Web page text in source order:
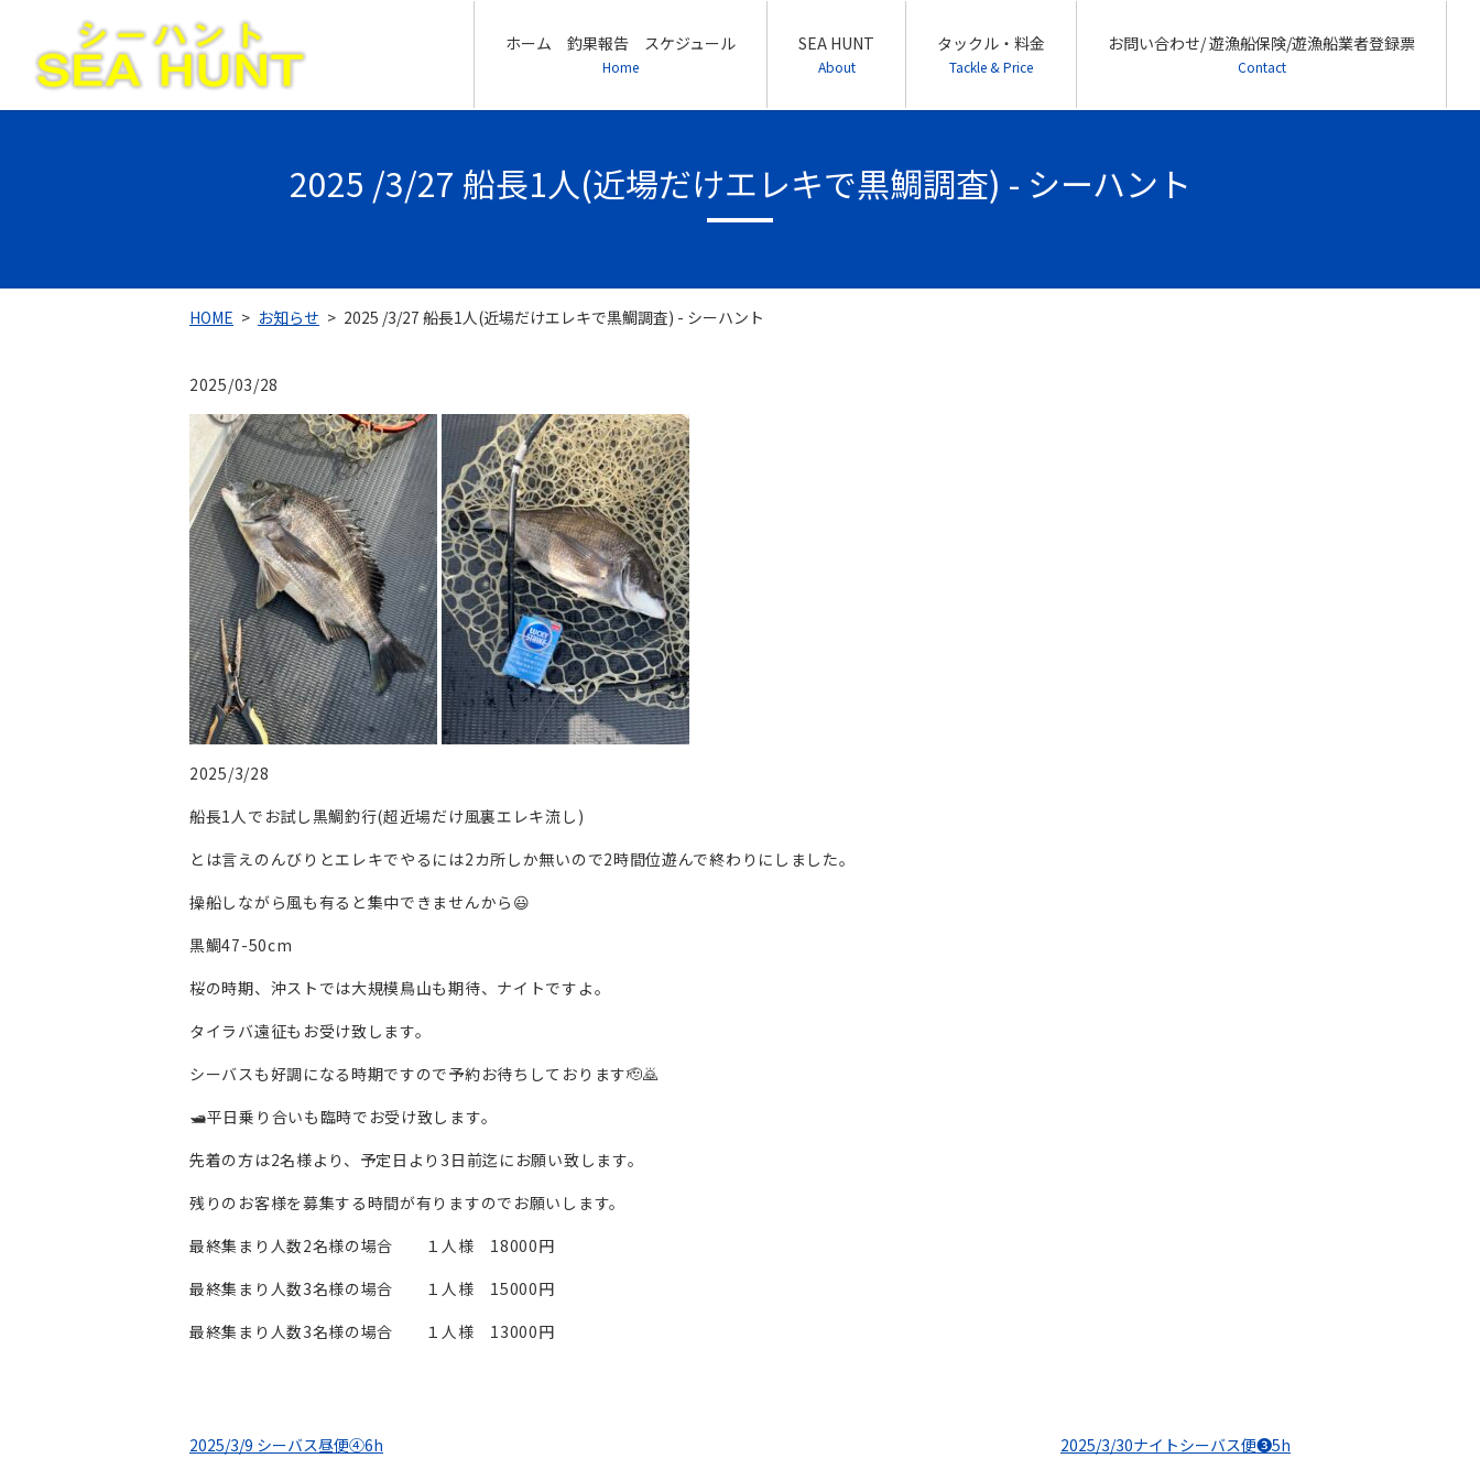
ホーム 釣果報告 スケジュール
Home
SEA HUNT
About
タックル・料金
Tackle & Price
お問い合わせ/ 遊漁船保険/遊漁船業者登録票
Contact
2025 /3/27 船長1人(近場だけエレキで黒鯛調査) - シーハント
HOME お知らせ 2025 /3/27 船長1人(近場だけエレキで黒鯛調査) - シーハント
2025/03/28
2025/3/28
船長1人でお試し黒鯛釣行(超近場だけ風裏エレキ流し)
とは言えのんびりとエレキでやるには2カ所しか無いので2時間位遊んで終わりにしました。
操船しながら風も有ると集中できませんから😃
黒鯛47-50cm
桜の時期、沖ストでは大規模鳥山も期待、ナイトですよ。
タイラバ遠征もお受け致します。
シーバスも好調になる時期ですので予約お待ちしております🫡🙇
🛥️平日乗り合いも臨時でお受け致します。
先着の方は2名様より、予定日より3日前迄にお願い致します。
残りのお客様を募集する時間が有りますのでお願いします。
最終集まり人数2名様の場合 １人様 18000円
最終集まり人数3名様の場合 １人様 15000円
最終集まり人数3名様の場合 １人様 13000円
2025/3/9 シーバス昼便④6h 2025/3/30ナイトシーバス便❸5h